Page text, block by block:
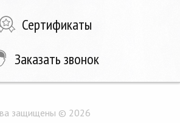
Сертификаты
Заказать звонок
защищены © 2026